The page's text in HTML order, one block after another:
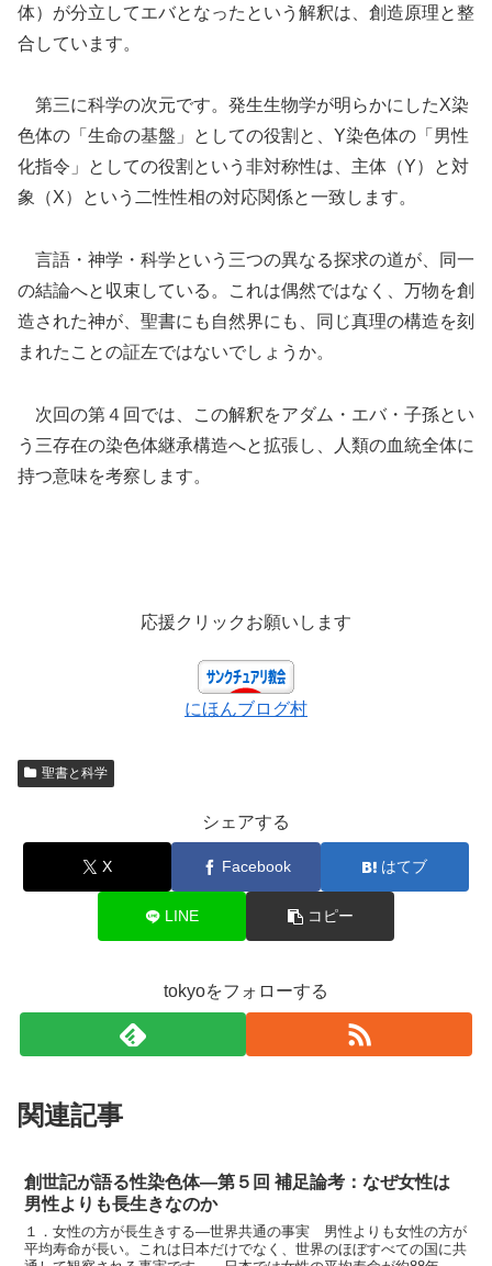
体）が分立してエバとなったという解釈は、創造原理と整
合しています。
第三に科学の次元です。発生生物学が明らかにしたX染
色体の「生命の基盤」としての役割と、Y染色体の「男性
化指令」としての役割という非対称性は、主体（Y）と対
象（X）という二性性相の対応関係と一致します。
言語・神学・科学という三つの異なる探求の道が、同一
の結論へと収束している。これは偶然ではなく、万物を創
造された神が、聖書にも自然界にも、同じ真理の構造を刻
まれたことの証左ではないでしょうか。
次回の第４回では、この解釈をアダム・エバ・子孫とい
う三存在の染色体継承構造へと拡張し、人類の血統全体に
持つ意味を考察します。
応援クリックお願いします
にほんブログ村
聖書と科学
シェアする
X Facebook はてブ
LINE コピー
tokyoをフォローする
関連記事
創世記が語る性染色体―第５回 補足論考：なぜ女性は
男性よりも長生きなのか
１．女性の方が長生きする―世界共通の事実 男性よりも女性の方が
平均寿命が長い。これは日本だけでなく、世界のほぼすべての国に共